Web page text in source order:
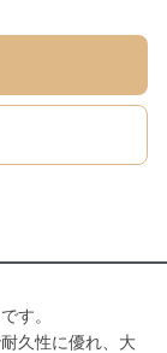
す。
久性に優れ、大